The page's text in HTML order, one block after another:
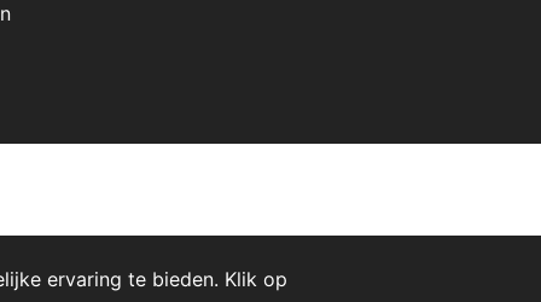
ervaring te bieden. Klik op